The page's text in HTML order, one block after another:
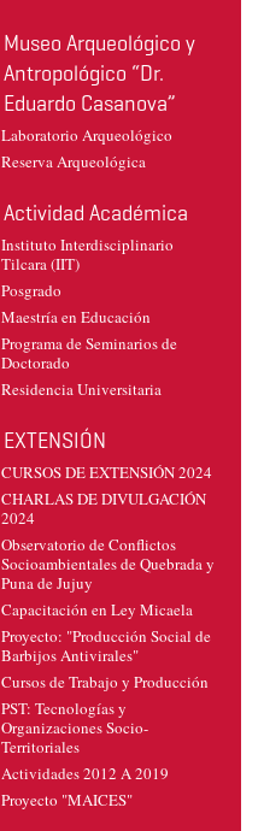
Museo Arqueológico y
Antropológico “Dr.
Eduardo Casanova”
Laboratorio Arqueológico
Reserva Arqueológica
Actividad Académica
Instituto Interdisciplinario
Tilcara (IIT)
Posgrado
Maestría en Educación
Programa de Seminarios de
Doctorado
Residencia Universitaria
EXTENSIÓN
CURSOS DE EXTENSIÓN 2024
CHARLAS DE DIVULGACIÓN
2024
Observatorio de Conflictos
Socioambientales de Quebrada y
Puna de Jujuy
Capacitación en Ley Micaela
Proyecto: "Producción Social de
Barbijos Antivirales"
Cursos de Trabajo y Producción
PST: Tecnologías y
Organizaciones Socio-
Territoriales
Actividades 2012 A 2019
Proyecto "MAICES"